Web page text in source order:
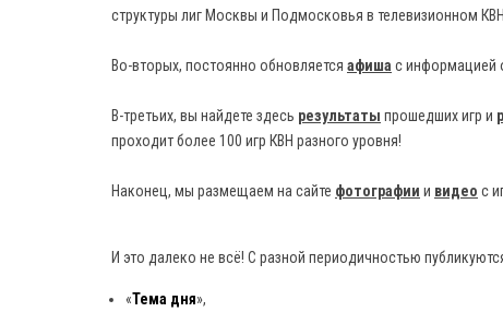
структуры лиг Москвы и Подмосковья в телевизионном КВН.
Во-вторых, постоянно обновляется афиша с информацией
В-третьих, вы найдете здесь результаты прошедших игр и
проходит более 100 игр КВН разного уровня!
Наконец, мы размещаем на сайте фотографии и видео с
И это далеко не всё! С разной периодичностью
«Тема дня»,